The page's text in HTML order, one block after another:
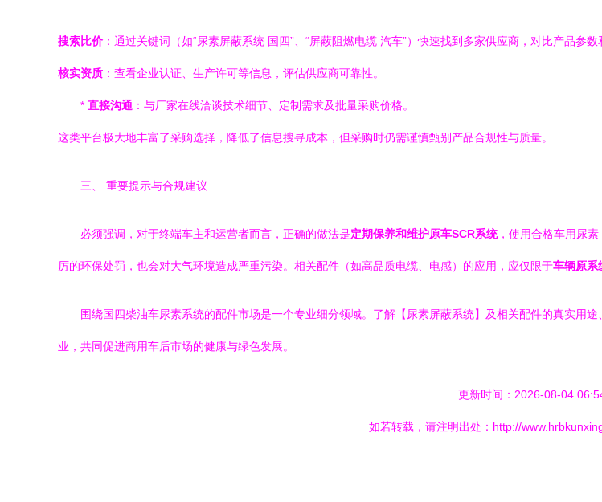
搜索比价：通过关键词（如“尿素屏蔽系统 国四”、“屏蔽阻燃电缆 汽车”）快速找到多家供应商，对比产品参数
核实资质 ：查看企业认证、生产许可等信息，评估供应商可靠性。
* 直接沟通 ：与厂家在线洽谈技术细节、定制需求及批量采购价格。
这类平台极大地丰富了采购选择，降低了信息搜寻成本，但采购时仍需谨慎甄别产品合规性与质量。
三、 重要提示与合规建议
必须强调，对于终端车主和运营者而言，正确的做法是定期保养和维护原车SCR系统，使用合格车用尿
厉的环保处罚，也会对大气环境造成严重污染。相关配件（如高品质电缆、电感）的应用，应仅限于车辆原系
围绕国四柴油车尿素系统的配件市场是一个专业细分领域。了解【尿素屏蔽系统】及相关配件的真实用
业，共同促进商用车后市场的健康与绿色发展。
更新时间：2026-08-04
如若转载，请注明出处：http://